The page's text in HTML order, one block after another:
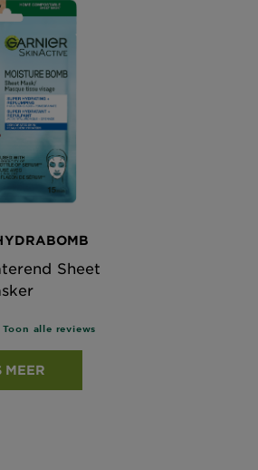
Sheet
5 stars based on reviews
Toon alle reviews
MEER